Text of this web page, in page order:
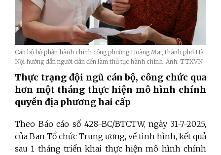
Cán bộ bộ phận hành chính công phường Hoàng Mai, thành phố Hà
Nội hướng dẫn người dân đến làm thủ tục hành chính_Ảnh: TTXVN
Thực trạng đội ngũ cán bộ, công chức qua
hơn một tháng thực hiện mô hình chính
quyền địa phương hai cấp
Theo Báo cáo số 428-BC/BTCTW, ngày 31-7-2025,
của Ban Tổ chức Trung ương, về tình hình, kết quả
sau 1 tháng triển khai thực hiện mô hình chính